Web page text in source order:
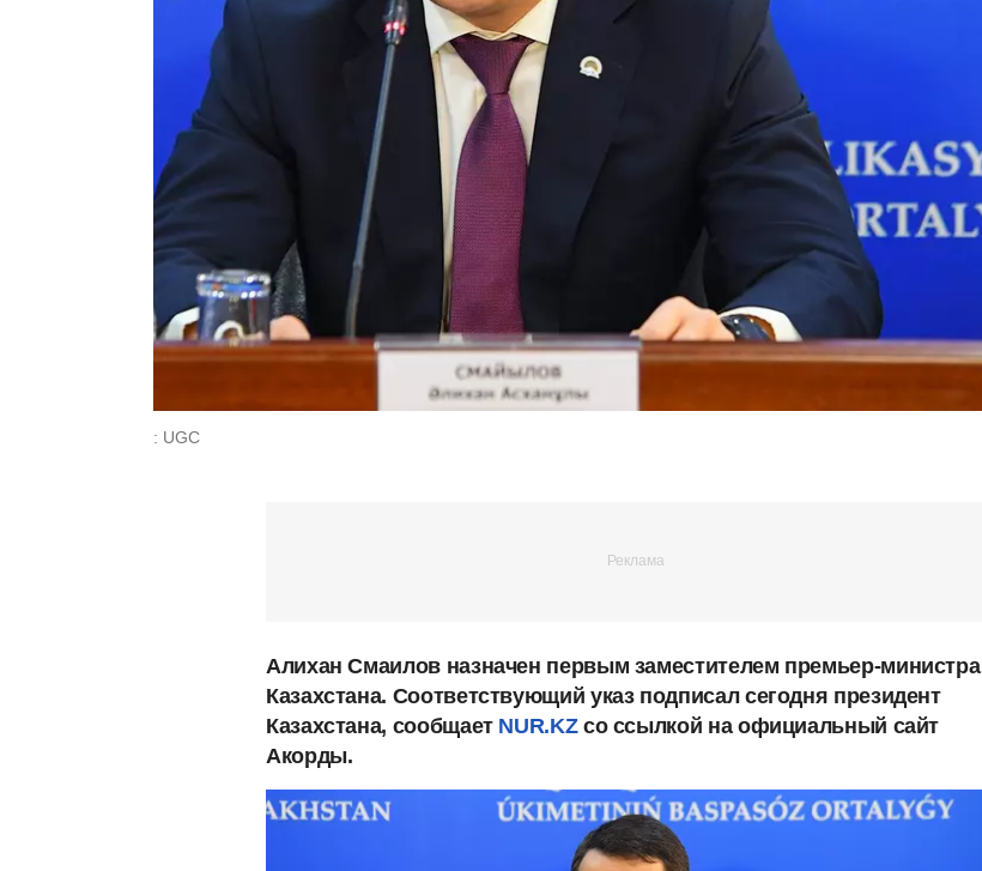
: UGC
Алихан Смаилов назначен первым заместителем премьер-министра
Казахстана. Соответствующий указ подписал сегодня президент
Казахстана, сообщает NUR.KZсо ссылкой на официальный сайт
Акорды.